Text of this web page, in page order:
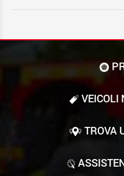
VEICOLI
TROVA